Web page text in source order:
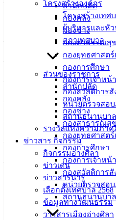
สำนักปลัด
กองคลัง
กองช่าง
กองสาธารณสุ
กองยุทธศาสต
กองการศึกษา
กองการเจ้าหน้
กองสวัสดิการสั
หน่วยตรวจสอ
สถานธนานุบาล
รางวัลแห่งความภาค
ข่าวสาร กิจกรรม
กิจกรรมอ่างศิลา
ข่าวเด่น
ข่าวสารน่ารู้
เลือกตั้งเทศบาล 2568
ข้อมูลทางวัฒนธรรม
วารสารเมืองอ่างศิลา
โครงสร้างองค์กร
โครงสร้างเทศ
ผู้บริหารและหั
สภาเทศบาล
ส่วนของราชการ
สำนักปลัด
กองคลัง
กองช่าง
กองสาธารณสุ
กองยุทธศาสต
กองการศึกษา
กองการเจ้าหน้
กองสวัสดิการสั
หน่วยตรวจสอ
สถานธนานุบาล
ติดต่อหรือรับข้อมูลข่าวสารเทศบ
– (ดับเพลิง) ป้องกันและบรรเทา
www.angsilacity.go.th
– ไลน์ : ค้นหา @angsilacity หรือ
https://www.youtube.com/
https://
– ติ๊กต๊อก :https://www.tiktok.com/
– โทรศัพท์สำนักงาน : 038140100
เทศบาลเมืองอ่างศิลา